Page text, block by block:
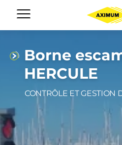
principal
Borne
HERCULE
CONTRÔLE ET GESTION